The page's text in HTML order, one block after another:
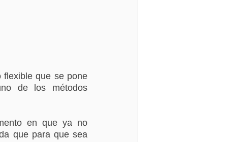
flexible que se pone
de los métodos
en que ya no
que para que sea